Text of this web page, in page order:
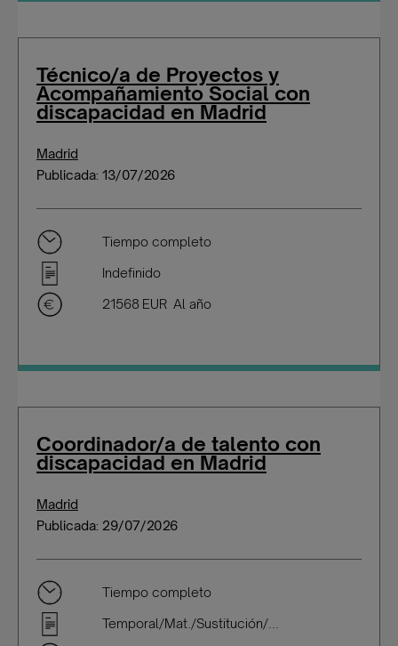
Técnico/a de Proyectos y
Acompañamiento Social con
discapacidad en Madrid
Madrid
Publicada: 13/07/2026
Tiempo completo
Indefinido
21568 EUR Al año
Coordinador/a de talento con
discapacidad en Madrid
Madrid
Publicada: 29/07/2026
Tiempo completo
Temporal/Mat./Sustitución/...